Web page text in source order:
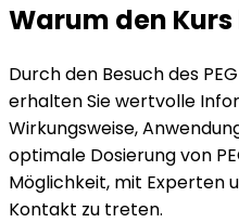
Warum den
Durch den Besuch des
erhalten Sie wertvolle
Wirkungsweise,
optimale Dosierung von
Möglichkeit, mit Experten
Kontakt zu treten.